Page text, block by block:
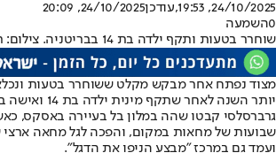
24/10/2025, 19:53
,עודכן24/10/2025, 20:09
0השמעה
שוחרר בטעות ותקף ילדה בת 14 בבריטניה. צילום: רשתות חברתיות
יותר השנה לאחר שתקף
גרברסלסי קבטו שהה במלון בל בעיירה באסקס,
שבועות של מחאות במקום, והפכה לגל מחאה
ועמד גם במרכז "מבצע הניפו את הדגל".